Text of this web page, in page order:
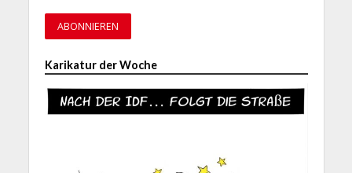
Karikatur der Woche